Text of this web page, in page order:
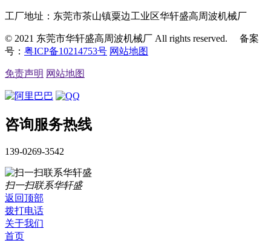
工厂地址：东莞市茶山镇粟边工业区华轩盛高周波机械厂
© 2021 东莞市华轩盛高周波机械厂 All rights reserved. 备案
号： 粤ICP备10214753号 网站地图
免责声明 网站地图
咨询服务热线
139-0269-3542
扫一扫联系华轩盛
返回顶部
拨打电话
关于我们
首页